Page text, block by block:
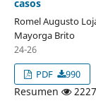
casos
Romel Augusto
Mayorga Brito
24-26
PDF
990
Resumen